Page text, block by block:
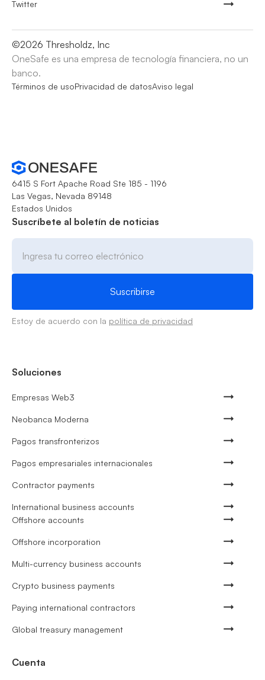
Twitter
©2026 Thresholdz, Inc
OneSafe es una empresa de tecnología financiera, no un
banco.
Términos de usoPrivacidad de datosAviso legal
6415 S Fort Apache Road Ste 185 - 1196
Las Vegas, Nevada 89148
Estados Unidos
Suscríbete al boletín de noticias
Estoy de acuerdo con la política de privacidad
Soluciones
Empresas Web3
Neobanca Moderna
Pagos transfronterizos
Pagos empresariales internacionales
Contractor payments
International business accounts
Offshore accounts
Offshore incorporation
Multi-currency business accounts
Crypto business payments
Paying international contractors
Global treasury management
Cuenta